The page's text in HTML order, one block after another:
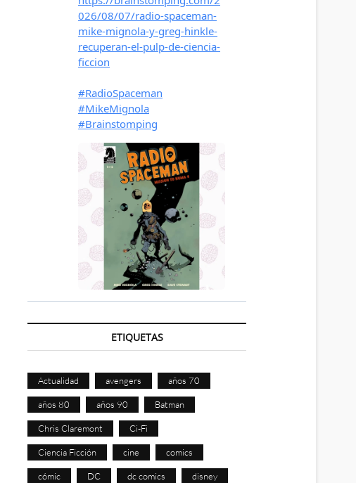
ETIQUETAS
Actualidad avengers años 70
años 80 años 90 Batman
Chris Claremont Ci-Fi
Ciencia Ficción cine comics
cómic DC dc comics disney